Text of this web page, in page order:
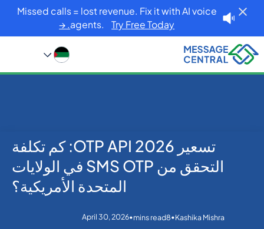
Missed calls = lost revenue. Fix it with AI voice
agents.Try Free Today. →
Home
Blog
OTP SMS Verification
تسعير OTP API 2026: كم تكلفة التحقق من SMS OTP في
الولايات المتحدة الأمريكية؟
تسعير OTP API 2026: كم تكلفة
التحقق من SMS OTP في الولايات
المتحدة الأمريكية؟
Kashika Mishra
•
8
mins read
•
April 30, 2026